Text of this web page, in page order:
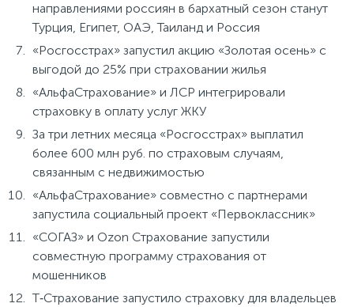
направлениями россиян в бархатный сезон станут
Турция, Египет, ОАЭ, Таиланд и Россия
«Росгосстрах» запустил акцию «Золотая осень» с
выгодой до 25% при страховании жилья
«АльфаСтрахование» и ЛСР интегрировали
страховку в оплату услуг ЖКУ
За три летних месяца «Росгосстрах» выплатил
более 600 млн руб. по страховым случаям,
связанным с недвижимостью
«АльфаСтрахование» совместно с партнерами
запустила социальный проект «Первоклассник»
«СОГАЗ» и Ozon Страхование запустили
совместную программу страхования от
мошенников
Т‑Страхование запустило страховку для владельцев